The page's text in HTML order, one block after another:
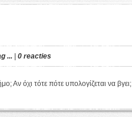
... 0 reacties
Αν όχι τότε πότε υπολογίζεται να βγει;